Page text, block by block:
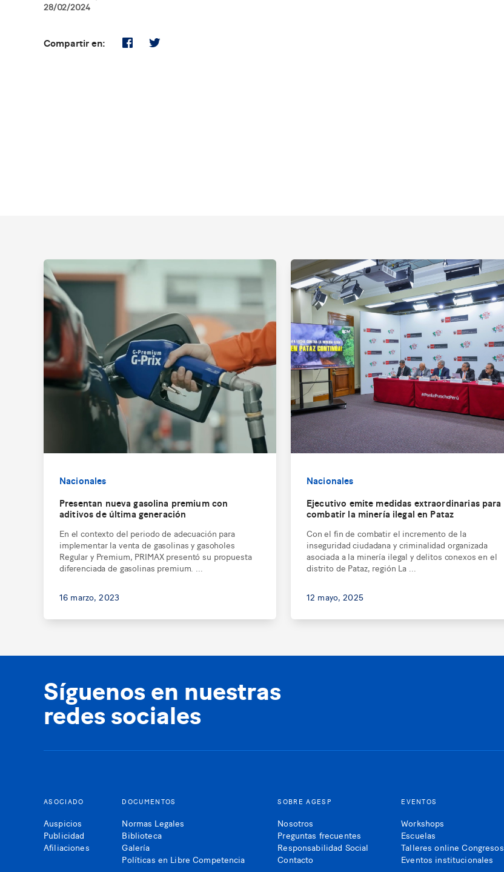
28/02/2024
Compartir en:
Nacionales
Presentan nueva gasolina premium con
aditivos de última generación
En el contexto del periodo de adecuación para
implementar la venta de gasolinas y gasoholes
Regular y Premium, PRIMAX presentó su propuesta
diferenciada de gasolinas premium. ...
16 marzo, 2023
Nacionales
Ejecutivo emite medidas extraordinarias para
combatir la minería ilegal en Pataz
Con el fin de combatir el incremento de la
inseguridad ciudadana y criminalidad organizada
asociada a la minería ilegal y delitos conexos en el
distrito de Pataz, región La ...
12 mayo, 2025
Síguenos en nuestras
redes sociales
ASOCIADO
Auspicios
Publicidad
Afiliaciones
DOCUMENTOS
Normas Legales
Biblioteca
Galería
Políticas en Libre Competencia
SOBRE AGESP
Nosotros
Preguntas frecuentes
Responsabilidad Social
Contacto
EVENTOS
Workshops
Escuelas
Talleres online Congresos
Eventos institucionales